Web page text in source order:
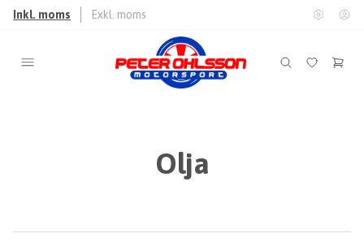
Inkl. moms Exkl. moms
Olja